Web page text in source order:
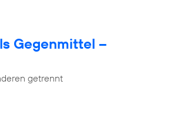
Gegenmittel –
getrennt